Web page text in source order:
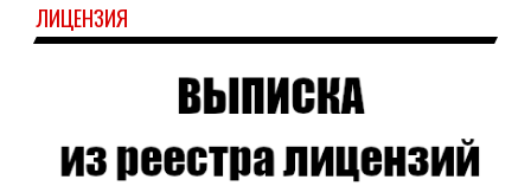
ЛИЦЕНЗИЯ